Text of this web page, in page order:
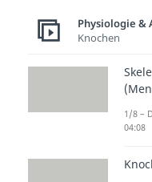
300
Spitze
Indem
es
Blut
Physiologie &
Knochen
1/8 –
04:08